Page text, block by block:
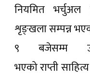
नियमित भर्चुअल
शृङ्खला सम्पन्न
९ बजेसम्म
भएको राप्ती